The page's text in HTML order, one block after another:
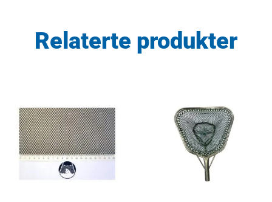
Relaterte produkter